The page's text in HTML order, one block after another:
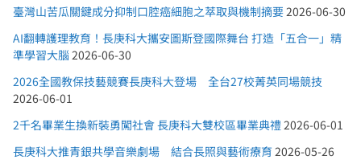
臺灣山苦瓜關鍵成分抑制口腔癌細胞之萃取與機制摘要 2026-06-30
AI翻轉護理教育！長庚科大攜安圖斯登國際舞台 打造「五合一」精
準學習大腦 2026-06-30
2026全國教保技藝競賽長庚科大登場 全台27校菁英同場競技
2026-06-01
2千名畢業生換新裝勇闖社會 長庚科大雙校區畢業典禮 2026-06-01
長庚科大推青銀共學音樂劇場 結合長照與藝術療育 2026-05-26